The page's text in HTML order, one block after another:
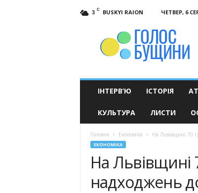
3 C BUSKYI RAION ЧЕТВЕР, 6
ІНТЕРВ’Ю ІСТОРІЯ
КУЛЬТУРА ЛИСТИ
Головна Економіка На Львівщині 70
ЕКОНОМІКА
На
надходжень